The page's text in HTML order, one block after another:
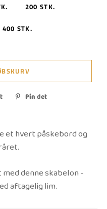
200 STK.
400 STK.
TweetPin det
et hvert påskebord og
denne skabelon -
aftagelig lim.